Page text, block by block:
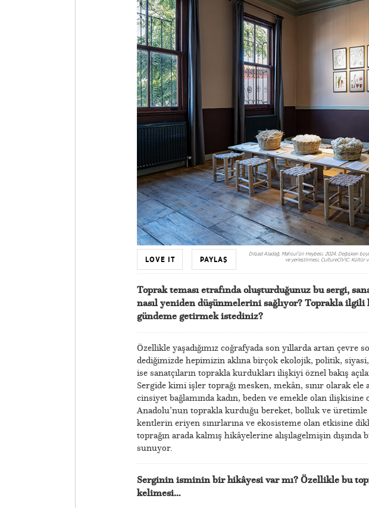
LOVE IT PAYLAŞ
Dilşad Aladağ, Mahsul’ün Heybesi, 2024, Değişken
ve yerleştirmesi, CultureCIVIC: Kültür
Toprak teması etrafında oluşturduğunuz bu sergi,
nasıl yeniden düşünmelerini sağlıyor? Toprakla ilgili
gündeme getirmek istediniz?
Özellikle yaşadığımız coğrafyada son yıllarda artan
dediğimizde hepimizin aklına birçok ekolojik, politik,
ise sanatçıların toprakla kurdukları ilişkiyi öznel bakış
Sergide kimi işler toprağı mesken, mekân, sınır olarak
cinsiyet bağlamında kadın, beden ve emekle olan
Anadolu’nun toprakla kurduğu bereket, bolluk ve
kentlerin eriyen sınırlarına ve ekosisteme olan etkisine
toprağın arada kalmış hikâyelerine alışılagelmişin
sunuyor.
Serginin isminin bir hikâyesi var mı? Özellikle bu
kelimesi…